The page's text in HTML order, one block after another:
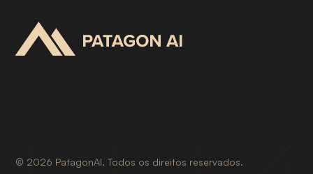
© 2026 PatagonAI. Todos os direitos reservados.